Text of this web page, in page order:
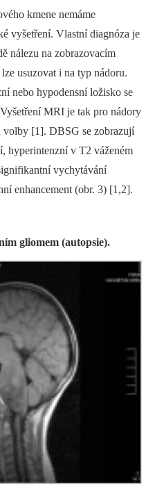
kmene nemáme
vyšetření. Vlastní diagnóza je
nálezu na zobrazovacím
usuzovat i na typ nádoru.
nebo hypodensní ložisko se
MRI je tak pro nádory
volby [1]. DBSG se zobrazují
hyperintenzní v T2 váženém
vychytávání
enhancement (obr. 3) [1,2].
gliomem (autopsie).